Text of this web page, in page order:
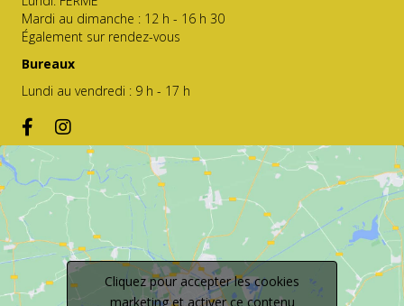
Mardi au dimanche : 12 h - 16 h 30
Également sur rendez-vous
Bureaux
Lundi au vendredi : 9 h - 17 h
Cliquez pour accepter les cookies
marketing et activer ce contenu